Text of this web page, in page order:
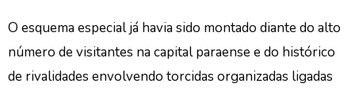
O esquema especial já havia sido montado diante do alto
número de visitantes na capital paraense e do histórico
de rivalidades envolvendo torcidas organizadas ligadas